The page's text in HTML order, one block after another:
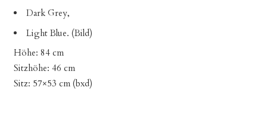
Dark Grey,
Light Blue. (Bild)
Höhe: 84 cm
Sitzhöhe: 46 cm
Sitz: 57×53 cm (bxd)